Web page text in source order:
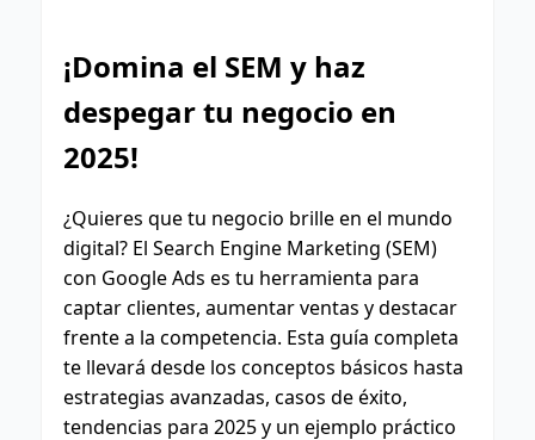
¡Domina el SEM y haz
despegar tu negocio en
2025!
¿Quieres que tu negocio brille en el mundo
digital? El Search Engine Marketing (SEM)
con Google Ads es tu herramienta para
captar clientes, aumentar ventas y destacar
frente a la competencia. Esta guía completa
te llevará desde los conceptos básicos hasta
estrategias avanzadas, casos de éxito,
tendencias para 2025 y un ejemplo práctico